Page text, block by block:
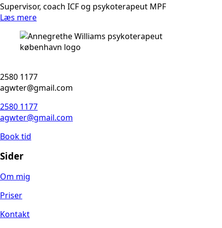
Supervisor, coach ICF og psykoterapeut MPF
Læs mere
2580 1177
agwter@gmail.com
2580 1177
agwter@gmail.com
Book tid
Sider
Om mig
Priser
Kontakt